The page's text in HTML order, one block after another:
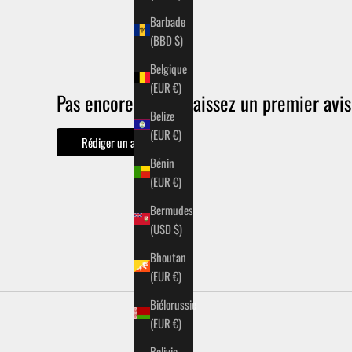
Barbade
(BBD $)
Belgique
(EUR €)
Belize
(EUR €)
Bénin
(EUR €)
Bermudes
(USD $)
Bhoutan
(EUR €)
Biélorussie
(EUR €)
Pas encore d'avis. Laissez un premier
Rédiger un avis